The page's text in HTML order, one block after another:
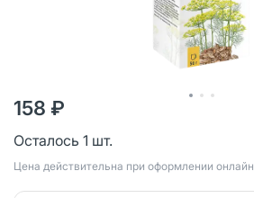
158 ₽
Осталось 1 шт.
Цена действительна при оформлении онлайн